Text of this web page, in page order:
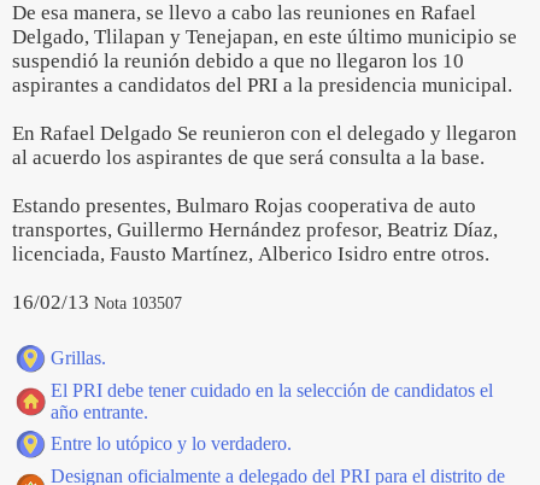
De esa manera, se llevo a cabo las reuniones en Rafael
Delgado, Tlilapan y Tenejapan, en este último municipio se
suspendió la reunión debido a que no llegaron los 10
aspirantes a candidatos del PRI a la presidencia municipal.
En Rafael Delgado Se reunieron con el delegado y llegaron
al acuerdo los aspirantes de que será consulta a la base.
Estando presentes, Bulmaro Rojas cooperativa de auto
transportes, Guillermo Hernández profesor, Beatriz Díaz,
licenciada, Fausto Martínez, Alberico Isidro entre otros.
16/02/13 Nota 103507
Grillas.
El PRI debe tener cuidado en la selección de candidatos el
año entrante.
Entre lo utópico y lo verdadero.
Designan oficialmente a delegado del PRI para el distrito de